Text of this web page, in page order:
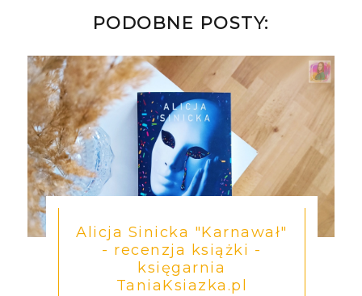
PODOBNE POSTY:
Alicja Sinicka "Karnawał"
- recenzja książki -
księgarnia
TaniaKsiazka.pl